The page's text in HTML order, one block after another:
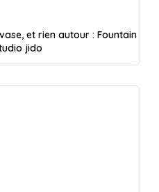
et rien autour : Fountain
jido